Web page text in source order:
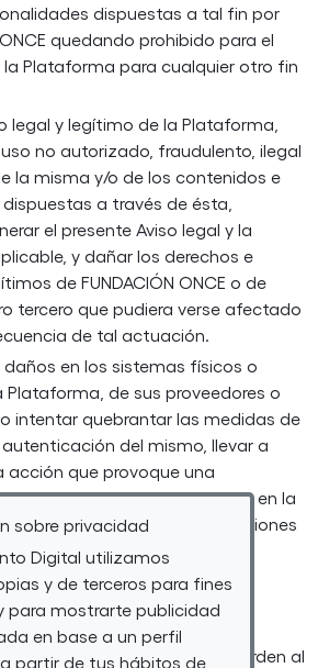
sobre privacidad
Digital utilizamos
y de terceros para fines
para mostrarte publicidad
en base a un perfil
partir de tus hábitos de
dispuestas a tal fin por
ONCE quedando prohibido para el
la Plataforma para cualquier otro fin
legal y legítimo de la Plataforma,
no autorizado, fraudulento, ilegal
la misma y/o de los contenidos e
a través de ésta,
el presente Aviso legal y la
y dañar los derechos e
de FUNDACIÓN ONCE o de
tercero que pudiera verse afectado
de tal actuación.
en los sistemas físicos o
Plataforma, de sus proveedores o
intentar quebrantar las medidas de
del mismo, llevar a
acción que provoque una
o innecesaria en la
o del entorno de comunicaciones
la Plataforma y el Servicio,
cualquier modo al mismo.
ONCE podrá adoptar cuantas
o correctoras resulten
proteger sus intereses en orden al